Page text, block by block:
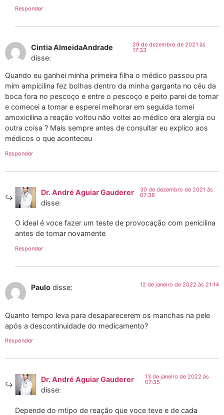
Responder
Cintia AlmeidaAndrade
disse:
29 de dezembro de 2021 às
17:33
Quando eu ganhei minha primeira filha o médico passou pra
mim ampicilina fez bolhas dentro da minha garganta no céu da
boca fora no pescoço e entre o pescoço e peito parei de tomar
e comecei a tomar e esperei melhorar em seguida tomei
amoxicilina a reação voltou não voltei ao médico era alergia ou
outra coisa ? Mais sempre antes de consultar eu explico aos
médicos o que aconteceu
Responder
Dr. André Aguiar Gauderer
disse:
30 de dezembro de 2021 às
07:36
O ideal é voce fazer um teste de provocação com penicilina
antes de tomar novamente
Responder
Paulo disse: 12 de janeiro de 2022 às 21:14
Quanto tempo leva para desaparecerem os manchas na pele
após a descontinuidade do medicamento?
Responder
Dr. André Aguiar Gauderer
disse:
13 de janeiro de 2022 às
07:35
Depende do mtipo de reação que voce teve e de cada